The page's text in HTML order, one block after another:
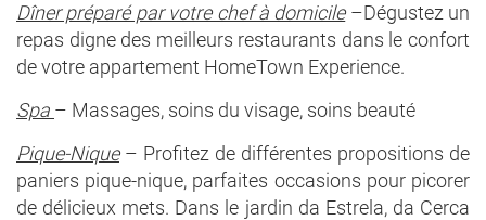
Dîner préparé par votre chef à domicile–Dégustez un
repas digne des meilleurs restaurants dans le confort
de votre appartement HomeTown Experience.
Spa – Massages, soins du visage, soins beauté
Pique-Nique – Profitez de différentes propositions de
paniers pique-nique, parfaites occasions pour picorer
de délicieux mets. Dans le jardin da Estrela, da Cerca